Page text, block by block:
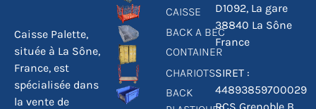
Caisse Palette,
située à La Sône,
France, est
spécialisée dans
la vente de
CAISSE
BACK A BEC
CONTAINER
CHARIOTS
BACK
D1092, La gare
38840 La Sône
France
SIRET :
44893859700029